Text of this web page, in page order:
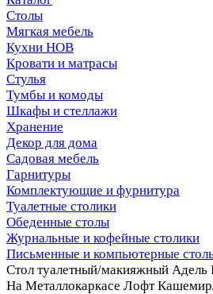
Столы
Мягкая мебель
Кухни НОВ
Кровати и матрасы
Стулья
Тумбы и комоды
Шкафы и стеллажи
Хранение
Декор для дома
Садовая мебель
Гарнитуры
Комплектующие и фурнитура
Туалетные столики
Обеденные столы
Журнальные и кофейные столики
Письменные и компьютерные
Стол туалетный/макияжный
На Металлокаркасе Лофт